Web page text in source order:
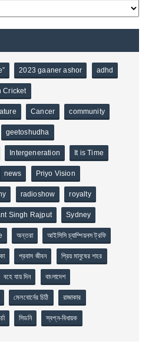
2023 gaaner ashor adhd
Cricket
Cancer community
geetoshudha
Intergeneration It is Time
news Priyo Vision
radioshow royalty
Singh Rajput Sydney
অন্তরা আইসিসি চ্যাম্পিয়নস ট্রফি
প্রবাস জীবন প্রিয় মানুষের শহর
বহে যায় দিন বাংলাদেশ
মেলবোর্নের চিঠি রাজাকার
সিডনি স্বপ্ন-বিধায়ক